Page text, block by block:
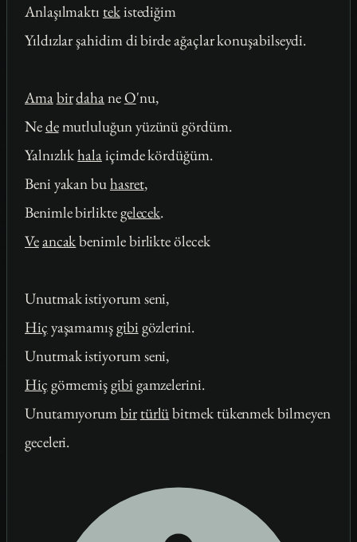
Anlaşılmaktı tekistediğim
Yıldızlar şahidim di birde ağaçlar konuşabilseydi.
Amabirdahane O'nu,
Nedemutluluğun yüzünü gördüm.
Yalnızlıkhalaiçimde kördüğüm.
Beni yakan buhasret,
Benimle birliktegelecek.
Veancakbenimle birlikte ölecek
Unutmak istiyorum seni,
Hiç yaşamamışgibi gözlerini.
Unutmak istiyorum seni,
Hiç görmemişgibi gamzelerini.
Unutamıyorumbir türlübitmek tükenmek bilmeyen
geceleri.